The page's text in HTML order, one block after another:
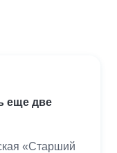
еще две
«Старший